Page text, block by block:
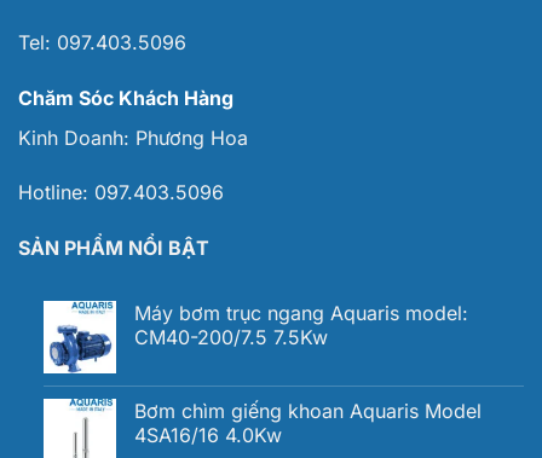
Tel: 097.403.5096
Chăm Sóc Khách Hàng
Kinh Doanh: Phương Hoa
Hotline: 097.403.5096
SẢN PHẨM NỔI BẬT
Máy bơm trục ngang Aquaris model:
CM40-200/7.5 7.5Kw
Bơm chìm giếng khoan Aquaris Model
4SA16/16 4.0Kw